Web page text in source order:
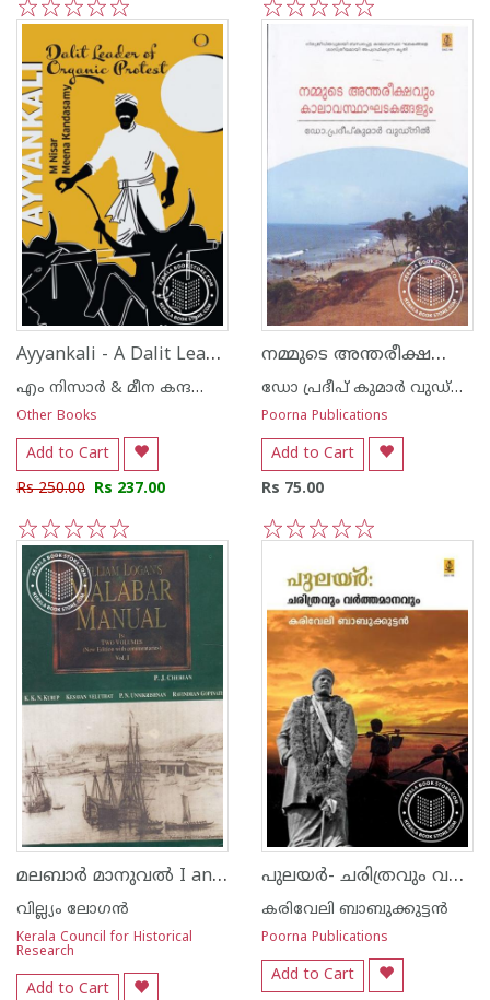
5
4
3
2
1 1
Ayyankali - A Dalit Leader of Organic Protest
എം നിസാര്‍ & മീന കന്ദസ്വാമി
Other Books
Add to Cart
Rs 250.00 Rs 237.00
5
4
3
2
1
നമ്മുടെ അന്തരീക്ഷവും കാലാവസ്ഥാ ഘടകങ്ങ‌ളും
ഡോ പ്രദീപ് കുമാര്‍ വുഡ്നില്‍
Poorna Publications
Add to Cart
Rs 75.00
മലബാര്‍ മാനുവല്‍ I and II
വില്ല്യം ലോഗന്‍
Kerala Council for Historical
Research
Add to Cart
പുലയര്‍- ചരിത്രവും വര്‍ത്തമാനവും
കരിവേലി ബാബുക്കുട്ടന്‍
Poorna Publications
Add to Cart